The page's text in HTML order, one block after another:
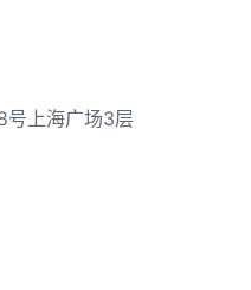
号上海广场3层